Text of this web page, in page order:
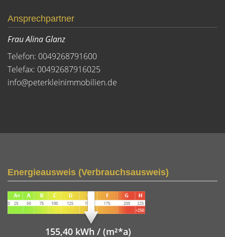
Ansprechpartner
Frau Alina Glanz
Telefon: 0049268791600
Telefax: 00492687916025
info@peterkleinimmobilien.de
Energieausweis (Verbrauchsausweis)
155,40 kWh / (m²*a)